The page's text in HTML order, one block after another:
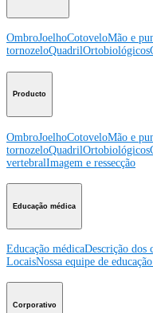
OmbroJoelhoCotoveloMão e
tornozeloQuadrilOrtobiológicos
Producto
OmbroJoelhoCotoveloMão e
tornozeloQuadrilOrtobiológicos
vertebralImagem e ressecção
Educação médica
Educação médicaDescrição dos
LocaisNossa equipe de
Corporativo